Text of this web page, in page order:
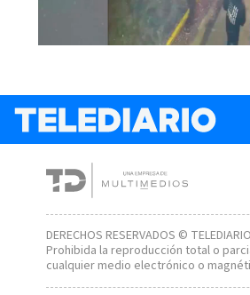
DERECHOS RESERVADOS ©
Prohibida la reproducción total o
cualquier medio electrónico o